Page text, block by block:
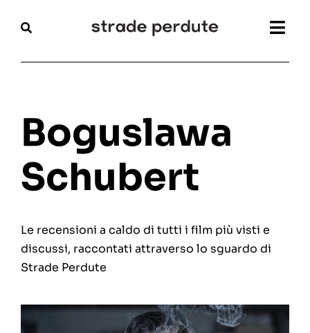
Magazine
Recensioni
Interviste
Festival
Articoli
Chi siamo
Boguslawa
Schubert
Le recensioni a caldo di tutti i film più visti e
discussi, raccontati attraverso lo sguardo di
Strade Perdute